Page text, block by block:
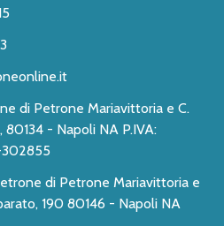
di Petrone Mariavittoria e C.
302855
di Petrone Mariavittoria e
190 80146 - Napoli NA